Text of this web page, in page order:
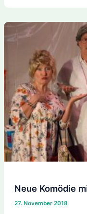
Neue Komödie
27. November 2018